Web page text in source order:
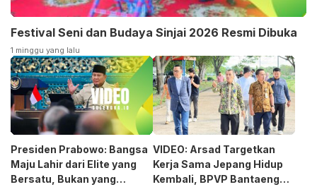
Festival Seni dan Budaya Sinjai 2026 Resmi Dibuka
1 minggu yang lalu
Presiden Prabowo: Bangsa
Maju Lahir dari Elite yang
Bersatu, Bukan yang
VIDEO: Arsad Targetkan
Kerja Sama Jepang Hidup
Kembali, BPVP Bantaeng